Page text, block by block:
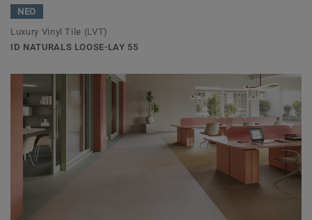
ΝΕΟ
Luxury Vinyl Tile (LVT)
ID NATURALS LOOSE-LAY 55